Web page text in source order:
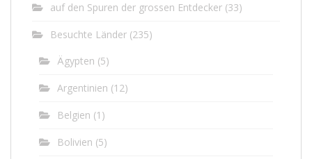
auf den Spuren der grossen Entdecker (33)
Besuchte Länder (235)
Ägypten (5)
Argentinien (12)
Belgien (1)
Bolivien (5)